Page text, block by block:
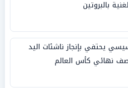
بالبروتين
يحتفي بإنجاز ناشئات اليد
نهائي كأس العالم